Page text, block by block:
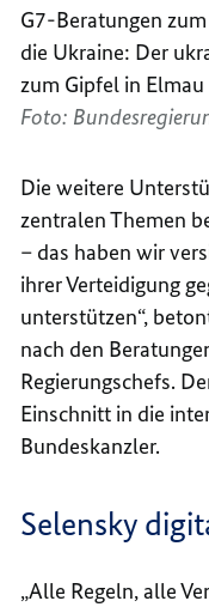
G7-Beratungen
die Ukraine: Der
zum Gipfel in
Foto:
Die weitere
zentralen Themen
– das haben wir
ihrer Verteidigung
unterstützen“,
nach den
Regierungschefs.
Einschnitt in die
Bundeskanzler.
Selensky
„Alle Regeln, alle